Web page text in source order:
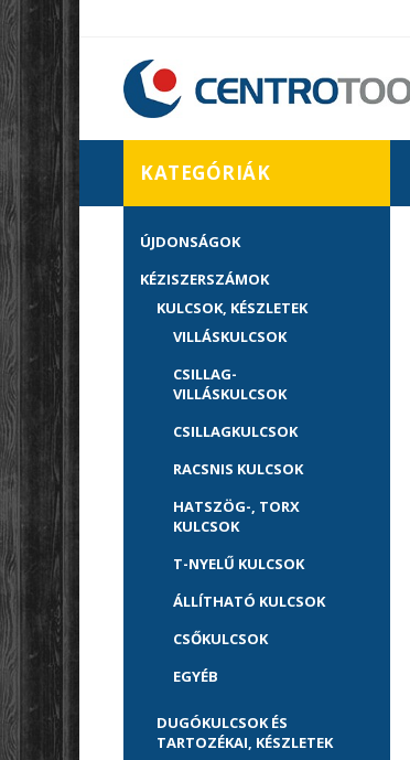
KATEGÓRIÁK
ÚJDONSÁGOK
KÉZISZERSZÁMOK
KULCSOK, KÉSZLETEK
VILLÁSKULCSOK
CSILLAG-
VILLÁSKULCSOK
CSILLAGKULCSOK
RACSNIS KULCSOK
HATSZÖG-, TORX
KULCSOK
T-NYELŰ KULCSOK
ÁLLÍTHATÓ KULCSOK
CSŐKULCSOK
EGYÉB
DUGÓKULCSOK ÉS
TARTOZÉKAI, KÉSZLETEK